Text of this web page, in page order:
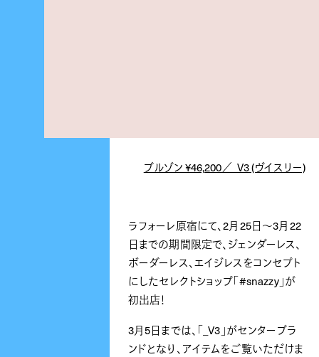
ブルゾン ¥46,200／_V3 (ヴイスリー)
ラフォーレ原宿にて、2月25日～3月22
日までの期間限定で、ジェンダーレス、
ボーダーレス、エイジレスをコンセプト
にしたセレクトショップ「#snazzy」が
初出店！
3月5日までは、「_V3」がセンターブラ
ンドとなり、アイテムをご覧いただけま